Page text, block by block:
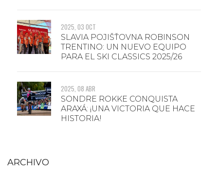
2025, 03 OCT
SLAVIA POJIŠŤOVNA ROBINSON
TRENTINO: UN NUEVO EQUIPO
PARA EL SKI CLASSICS 2025/26
2025, 08 ABR
SONDRE ROKKE CONQUISTA
ARAXÁ: ¡UNA VICTORIA QUE HACE
HISTORIA!
ARCHIVO